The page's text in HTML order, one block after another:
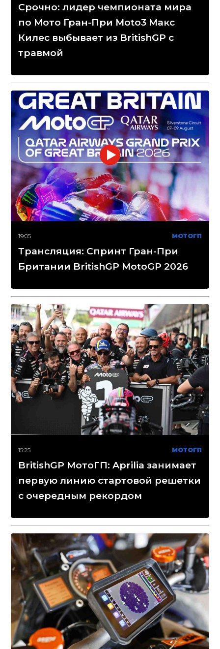
Срочно: лидер чемпионата мира
по Мото Гран-При Moto3 Макс
Килес выбывает из BritishGP с
травмой
19:05 МОТОГП
Трансляция: Спринт Гран-При
Британии BritishGP MotoGP 2026
15:25 МОТОГП
BritishGP МотоГП: Aprilia занимает
первую линию стартовой решетки
с очередным рекордом